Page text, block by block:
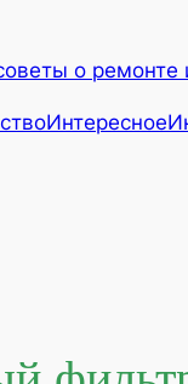
о ремонте
Интересное